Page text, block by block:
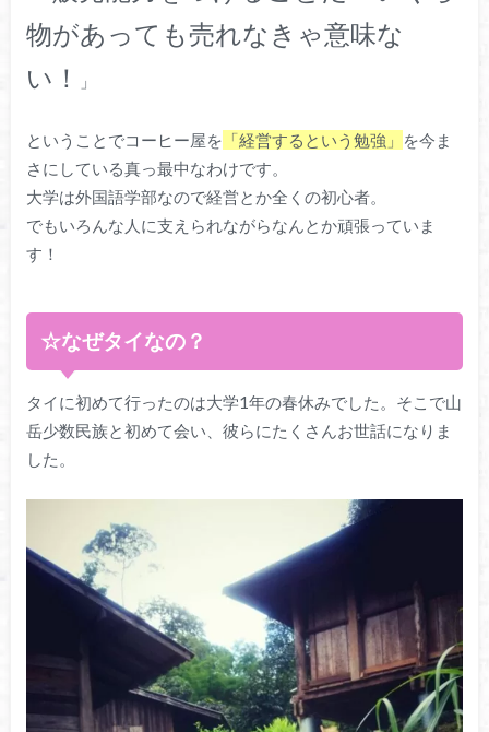
物があっても売れなきゃ意味な
い！
」
ということでコーヒー屋を 「経営するという勉強」
を今ま
さにしている真っ最中なわけです。
大学は外国語学部なので経営とか全くの初心者。
でもいろんな人に支えられながらなんとか頑張っていま
す！
☆なぜタイなの？
タイに初めて行ったのは大学1年の春休みでした。そこで山
岳少数民族と初めて会い、彼らにたくさんお世話になりま
した。